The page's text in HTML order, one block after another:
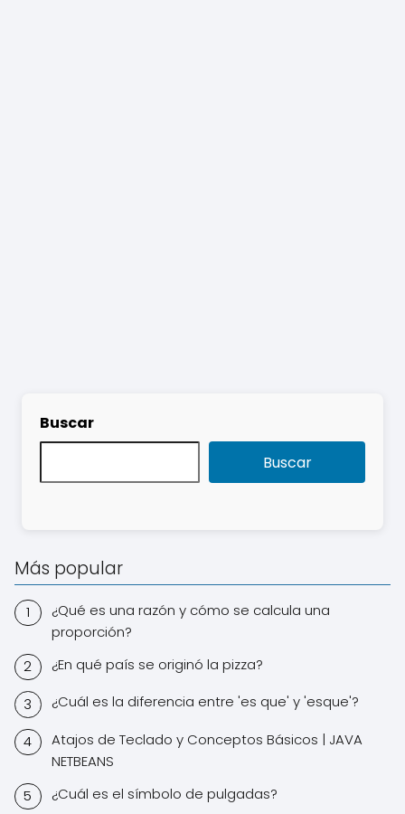
Buscar
Buscar
Más popular
¿Qué es una razón y cómo se calcula una
proporción?
¿En qué país se originó la pizza?
¿Cuál es la diferencia entre 'es que' y 'esque'?
Atajos de Teclado y Conceptos Básicos | JAVA
NETBEANS
¿Cuál es el símbolo de pulgadas?